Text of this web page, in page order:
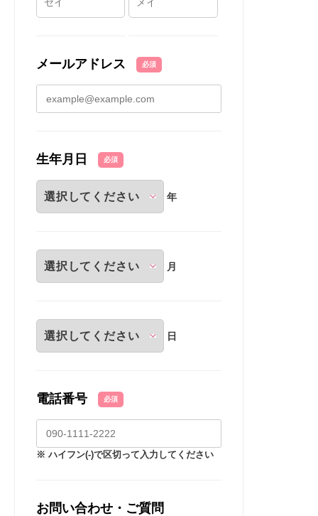
メールアドレス 必須
生年月日 必須
年
月
日
電話番号 必須
※ ハイフン(-)で区切って入力してください
お問い合わせ・ご質問